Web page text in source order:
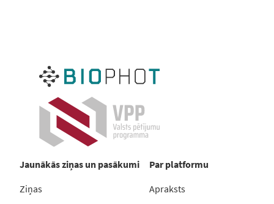
Jaunākās ziņas un pasākumi
Ziņas
Par platformu
Apraksts